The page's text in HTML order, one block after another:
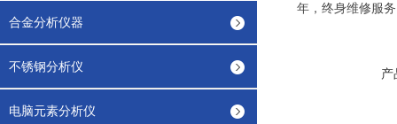
合金分析仪器
不锈钢分析仪
电脑元素分析仪
年，终身维修服
产